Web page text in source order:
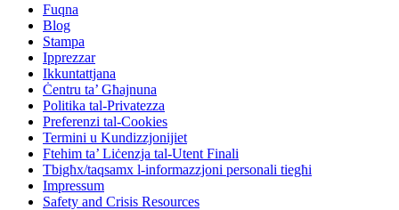
Fuqna
Blog
Stampa
Ipprezzar
Ikkuntattjana
Ċentru ta’ Għajnuna
Politika tal-Privatezza
Preferenzi tal-Cookies
Termini u Kundizzjonijiet
Ftehim ta’ Liċenzja tal-Utent Finali
Tbigħx/taqsamx l-informazzjoni personali tiegħi
Impressum
Safety and Crisis Resources